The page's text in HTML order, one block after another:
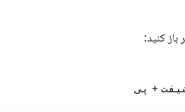
باز کنید:
+ پی